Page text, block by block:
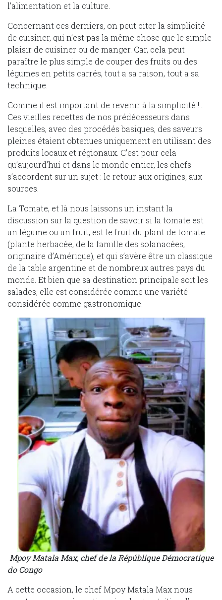
l’alimentation et la culture.
Concernant ces derniers, on peut citer la simplicité
de cuisiner, qui n’est pas la même chose que le simple
plaisir de cuisiner ou de manger. Car, cela peut
paraître le plus simple de couper des fruits ou des
légumes en petits carrés, tout a sa raison, tout a sa
technique.
Comme il est important de revenir à la simplicité !…
Ces vieilles recettes de nos prédécesseurs dans
lesquelles, avec des procédés basiques, des saveurs
pleines étaient obtenues uniquement en utilisant des
produits locaux et régionaux. C’est pour cela
qu’aujourd’hui et dans le monde entier, les chefs
s’accordent sur un sujet : le retour aux origines, aux
sources.
La Tomate, et là nous laissons un instant la
discussion sur la question de savoir si la tomate est
un légume ou un fruit, est le fruit du plant de tomate
(plante herbacée, de la famille des solanacées,
originaire d’Amérique), et qui s’avère être un classique
de la table argentine et de nombreux autres pays du
monde. Et bien que sa destination principale soit les
salades, elle est considérée comme une variété
considérée comme gastronomique.
Mpoy Matala Max, chef de la Répúblique Démocratique
do Congo
A cette occasion, le chef Mpoy Matala Max nous